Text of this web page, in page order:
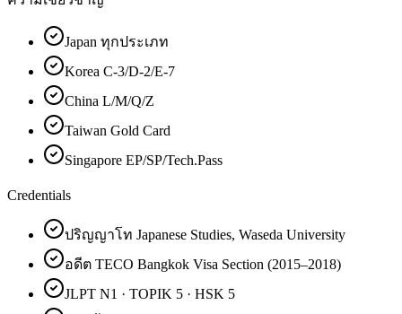
Japan ทุกประเภท
Korea C-3/D-2/E-7
China L/M/Q/Z
Taiwan Gold Card
Singapore EP/SP/Tech.Pass
Credentials
ปริญญาโท Japanese Studies, Waseda University
อดีต TECO Bangkok Visa Section (2015–2018)
JLPT N1 · TOPIK 5 · HSK 5